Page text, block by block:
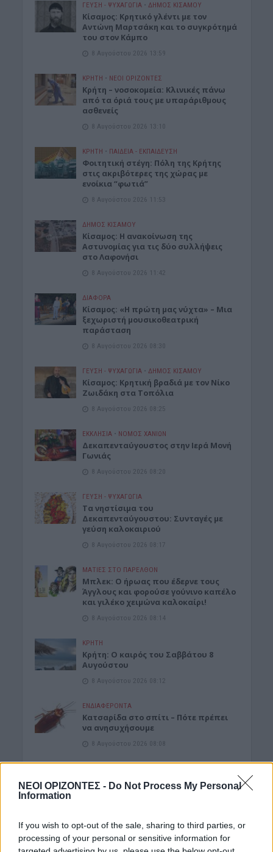
ΝΕΟΙ ΟΡΙΖΟΝΤΕΣ - Do Not Process My Personal
Information
If you wish to opt-out of the sale, sharing to third parties, or
processing of your personal or sensitive information for
ΓΕΎΣΗ - ΨΥΧΑΓΩΓΊΑ • ΔΉΜΟΣ ΚΙΣΆΜΟΥ
Kίσαμος: Κρητικό γλέντι με τον
Αντώνη Μαρτσάκη και το συγκρότημά
του στον Κάμπο
8 Αυγούστου 2026 13:59
ΚΡΗΤΗ • ΝΕΟΙ ΟΡΙΖΟΝΤΕΣ
Κρήτη – νοσοκομεία: Κλινικές πάνω
από τα όριά τους με υπαράριθμους
ασθενείς
8 Αυγούστου 2026 13:10
ΚΡΗΤΗ • ΠΑΙΔΕΙΑ - ΕΚΠΑΙΔΕΥΣΗ
Φοιτητική στέγη: Πόλη της Κρήτης
στις ακριβότερες της χώρας με
ενοίκια “φωτιά”
8 Αυγούστου 2026 11:53
ΔΉΜΟΣ ΚΙΣΆΜΟΥ
Κίσαμος: Η ανακοίνωση της
Αστυνομίας για τις δύο συλλήψεις
στο Λαφονήσι
8 Αυγούστου 2026 11:42
ΔΙΆΦΟΡΑ
Κίσαμος: «Η πρώτη μας νύχτα» – Μια
ξεχωριστή μουσικοθεατρική
παράσταση
8 Αυγούστου 2026 08:30
ΓΕΎΣΗ - ΨΥΧΑΓΩΓΊΑ • ΔΉΜΟΣ ΚΙΣΆΜΟΥ
Kίσαμος: Κρητική βραδιά με τον Νίκο
Ζωιδάκη στα Τοπόλια
8 Αυγούστου 2026 08:25
ΕΚΚΛΗΣΙΑ • ΝΟΜΌΣ ΧΑΝΊΩΝ
Δεκαπενταύγουστος στην Ιερά Μονή
Γωνιάς
8 Αυγούστου 2026 08:20
ΓΕΎΣΗ - ΨΥΧΑΓΩΓΊΑ
Τα νηστίσιμα του
Δεκαπενταύγουστου: Συνταγές με
γεύση καλοκαιριού
8 Αυγούστου 2026 08:17
ΜΑΤΙΕΣ ΣΤΟ ΠΑΡΕΛΘΟΝ
Μπλεκ: O ήρωας που έδερνε τους
Άγγλους και φορούσε γούνινο καπέλο
και γιλέκο χειμώνα καλοκαίρι!
8 Αυγούστου 2026 08:14
ΚΡΗΤΗ
Κρήτη: O καιρός του Σαββάτου 8
Αυγούστου
8 Αυγούστου 2026 08:12
ΕΝΔΙΑΦΕΡΟΝΤΑ
Κατσαρίδα στο σπίτι – Πότε πρέπει
να ανησυχήσουμε
8 Αυγούστου 2026 08:08